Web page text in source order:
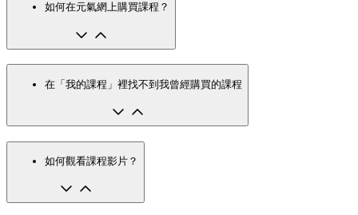
如何在元氣網上購買課程？
在「我的課程」裡找不到我曾經購買的課程
如何觀看課程影片？